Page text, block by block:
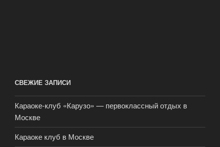
СВЕЖИЕ ЗАПИСИ
Караоке-клуб «Карузо» — первоклассный отдых в
Москве
Караоке клуб в Москве